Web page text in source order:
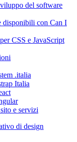
del software
disponibili con Can I
CSS e JavaScript
.italia
Italia
e servizi
di design